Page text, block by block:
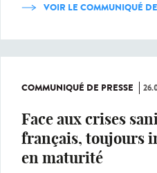
VOIR LE COMMUNIQUÉ
COMMUNIQUÉ DE PRESSE
Face aux crises
français, toujours
en maturité